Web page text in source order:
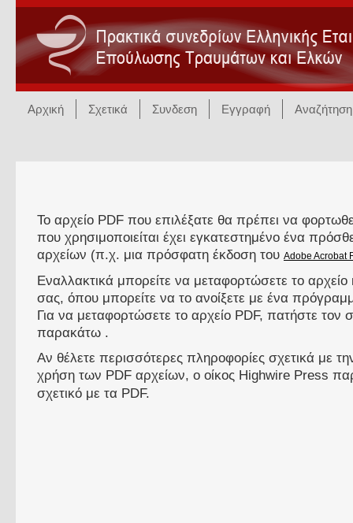
Αρχική Σχετικά Συνδεση Εγγραφή Αναζήτηση
Το αρχείο PDF που επιλέξατε θα πρέπει να
που χρησιμοποιείται έχει εγκατεστημένο ένα
αρχείων (π.χ. μια πρόσφατη έκδοση του Adobe Acrobat
Εναλλακτικά μπορείτε να μεταφορτώσετε το
σας, όπου μπορείτε να το ανοίξετε με ένα
Για να μεταφορτώσετε το αρχείο PDF, πατήστε
παρακάτω .
Αν θέλετε περισσότερες πληροφορίες σχετικά με
χρήση των PDF αρχείων, ο οίκος Highwire Press
σχετικό με τα PDF.